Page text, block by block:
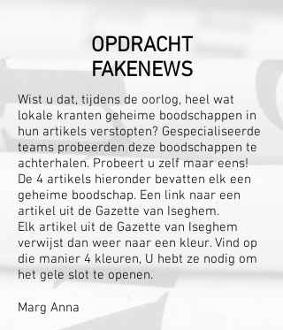
OPDRACHT
FAKENEWS
Wist u dat, tijdens de oorlog, heel wat
lokale kranten geheime boodschappen in
hun artikels verstopten? Gespecialiseerde
teams probeerden deze boodschappen te
achterhalen. Probeert u zelf maar eens!
De 4 artikels hieronder bevatten elk een
geheime boodschap. Een link naar een
artikel uit de Gazette van Iseghem.
Elk artikel uit de Gazette van Iseghem
verwijst dan weer naar een kleur. Vind op
die manier 4 kleuren, U hebt ze nodig om
het gele slot te openen.
Marg Anna